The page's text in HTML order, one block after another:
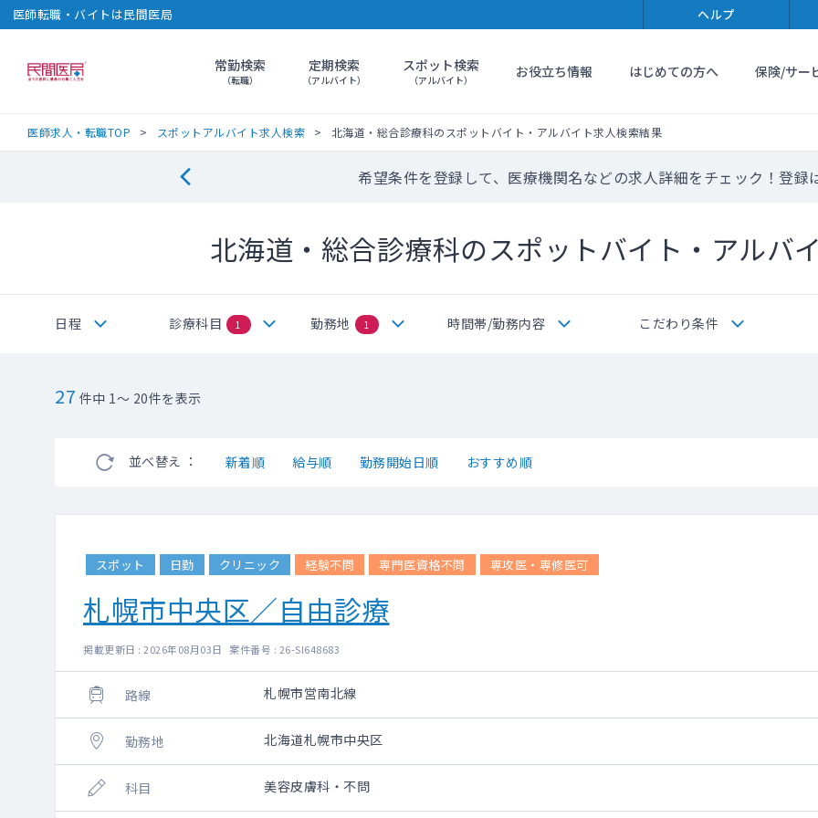
医師転職・バイトは民間医局 ヘルプ
民間医局常勤検索
（転職）
定期検索
（アルバイト）
スポット検索
（アルバイト） お役立ち情報 はじめての方へ 保険/サー
医師求人・転職TOP スポットアルバイト求人検索 北海道・総合診療科のスポットバイト・アルバイト求人検索結果
希望条件を登録して、医療機関名などの求人詳細をチェック！登録
北海道・総合診療科のスポットバイト・アルバ
日程 診療科目 1 勤務地 1 時間帯/勤務内容 こだわり条件
27 件中 1～ 20件を表示
並べ替え ： 新着順 給与順 勤務開始日順 おすすめ順
スポット 日勤 クリニック 経験不問 専門医資格不問 専攻医・専修医可
札幌市中央区／自由診療
掲載更新日 : 2026年08月03日 案件番号 : 26-SI648683
路線 札幌市営南北線
勤務地 北海道札幌市中央区
科目 美容皮膚科・不問